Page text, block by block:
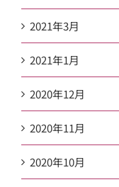
2021年3月
2021年1月
2020年12月
2020年11月
2020年10月